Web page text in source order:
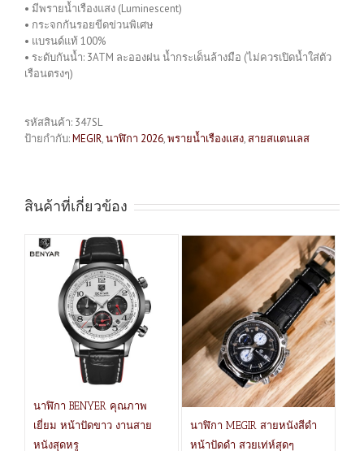
• มีพรายน้ำเรืองแสง (Luminescent)
• กระจกกันรอยขีดข่วนพิเศษ
• แบรนด์แท้ 100%
• ระดับกันน้ำ: 3ATM ละอองฝน น้ำกระเด็นล้างมือ (ไม่ควรเปิดน้ำใส่ตัว
เรือนตรงๆ)
รหัสสินค้า: 347SL
ป้ายกำกับ:MEGIR,นาฬิกา 2026,พรายน้ำเรืองแสง,สายสแตนเลส
สินค้าที่เกี่ยวข้อง
นาฬิกา BENYER คุณภาพ
เยี่ยม หน้าปัดขาว งานสาย
หนังสุดหรู
นาฬิกา MEGIR สายหนังสีดำ
หน้าปัดดำ สวยเท่ห์สุดๆ